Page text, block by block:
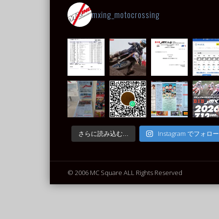
mxing_motocrossing
さらに読み込む... Instagram でフォロー
© 2006 MC Square ALL Rights Reserved